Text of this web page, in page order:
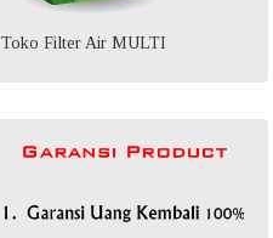
Toko Filter Air MULTI